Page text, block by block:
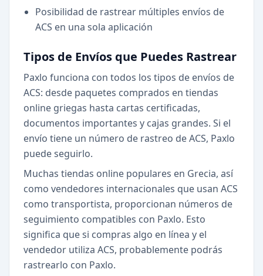
Posibilidad de rastrear múltiples envíos de
ACS en una sola aplicación
Tipos de Envíos que Puedes Rastrear
Paxlo funciona con todos los tipos de envíos de
ACS: desde paquetes comprados en tiendas
online griegas hasta cartas certificadas,
documentos importantes y cajas grandes. Si el
envío tiene un número de rastreo de ACS, Paxlo
puede seguirlo.
Muchas tiendas online populares en Grecia, así
como vendedores internacionales que usan ACS
como transportista, proporcionan números de
seguimiento compatibles con Paxlo. Esto
significa que si compras algo en línea y el
vendedor utiliza ACS, probablemente podrás
rastrearlo con Paxlo.